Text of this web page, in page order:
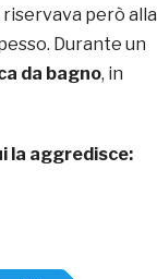
però alla
Durante un
da bagno, in
la aggredisce: